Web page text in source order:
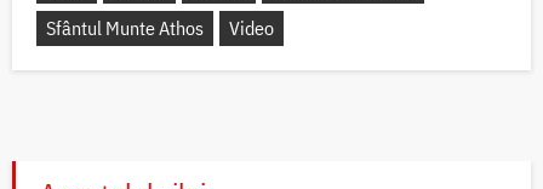
Sfântul Munte Athos
Video